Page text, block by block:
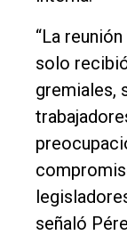
Empresa
Nosotros
Contacto
“La
solo
gremiales,
señaló